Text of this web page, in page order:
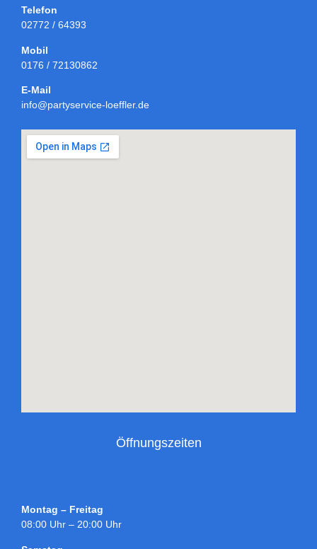
Telefon
02772 / 64393
Mobil
0176 / 72130862
E-Mail
info@partyservice-loeffler.de
Öffnungszeiten
Montag – Freitag
08:00 Uhr – 20:00 Uhr